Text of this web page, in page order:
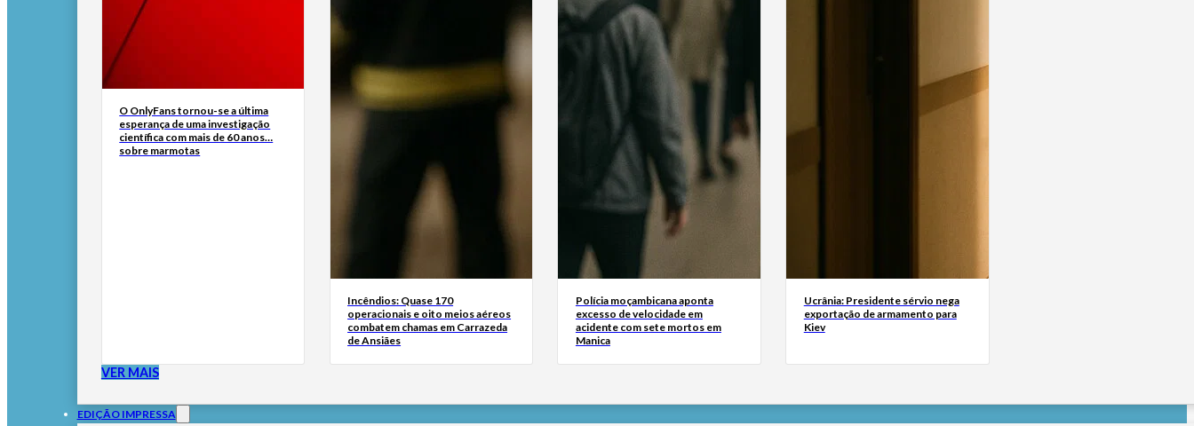
O OnlyFans tornou-se a última
esperança de uma investigação
científica com mais de 60 anos…
sobre marmotas
Incêndios: Quase 170
operacionais e oito meios aéreos
combatem chamas em Carrazeda
de Ansiães
Polícia moçambicana aponta
excesso de velocidade em
acidente com sete mortos em
Manica
Ucrânia: Presidente sérvio nega
exportação de armamento para
Kiev
VER MAIS
EDIÇÃO IMPRESSA